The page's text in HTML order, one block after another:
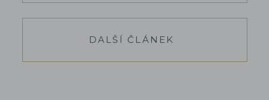
DALŠÍ ČLÁNEK